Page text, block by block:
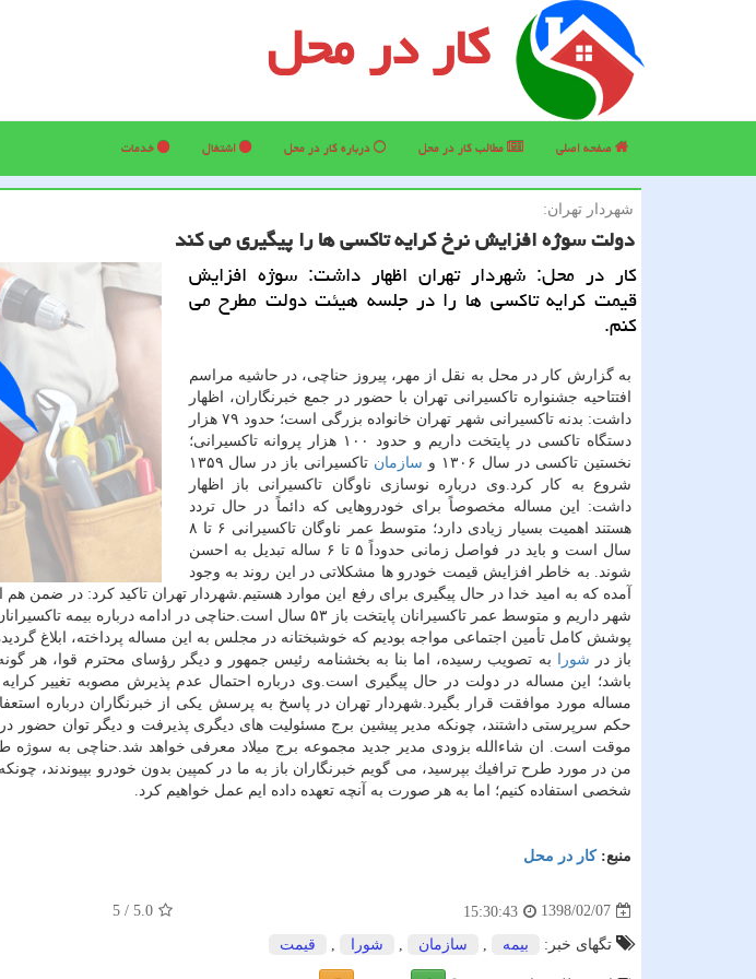
کار در محل
صفحه اصلی مطالب كار در محل درباره كار در محل اشتغال خدمات
شهردار تهران:
دولت سوژه افزایش نرخ كرایه تاكسی ها را پیگیری می كند
كار در محل: شهردار تهران اظهار داشت: سوژه افزایش
قیمت كرایه تاكسی ها را در جلسه هیئت دولت مطرح می
كنم.
به گزارش كار در محل به نقل از مهر، پیروز حناچی، در حاشیه مراسم
افتتاحیه جشنواره تاكسیرانی تهران با حضور در جمع خبرنگاران، اظهار
داشت: بدنه تاكسیرانی شهر تهران خانواده بزرگی است؛ حدود ۷۹ هزار
دستگاه تاكسی در پایتخت داریم و حدود ۱۰۰ هزار پروانه تاكسیرانی؛
نخستین تاكسی در سال ۱۳۰۶ و
سازمان
تاكسیرانی باز در سال ۱۳۵۹
شروع به كار كرد.وی درباره نوسازی ناوگان تاكسیرانی باز اظهار
داشت: این مساله مخصوصاً برای خودروهایی كه دائماً در حال تردد
هستند اهمیت بسیار زیادی دارد؛ متوسط عمر ناوگان تاكسیرانی ۶ تا ۸
سال است و باید در فواصل زمانی حدوداً ۵ تا ۶ ساله تبدیل به احسن
شوند. به خاطر افزایش قیمت خودرو ها مشكلاتی در این روند به وجود
پوشش كامل تأمین اجتماعی مواجه بودیم كه خوشبختانه در مجلس به این مساله پرداخته، ابلاغ
باز در شورا
به تصویب رسیده، اما بنا به بخشنامه رئیس جمهور و دیگر رؤسای محترم قوا، هر
باشد؛ این مساله در دولت در حال پیگیری است.وی درباره احتمال عدم پذیرش مصوبه تغییر كرایه
مساله مورد موافقت قرار بگیرد.شهردار تهران در پاسخ به پرسش یكی از خبرنگاران درباره
حكم سرپرستی داشتند، چونكه مدیر پیشین برج مسئولیت های دیگری پذیرفت و دیگر توان حضور
موقت است. ان شاءالله بزودی مدیر جدید مجموعه برج میلاد معرفی خواهد شد.حناچی به سوژه
من در مورد طرح ترافیك بپرسید، می گویم خبرنگاران باز به ما در كمپین بدون خودرو بپیوندند،
شخصی استفاده كنیم؛ اما به هر صورت به آنچه تعهده داده ایم عمل خواهیم كرد.
منبع:كار در محل
1398/02/07
15:30:43
5.0
/
5
تگهای خبر: بیمه سازمان شورا قیمت